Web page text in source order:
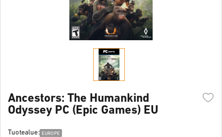
Ancestors: The Humankind
Odyssey PC (Epic Games) EU
Tuotealue: EUROPE